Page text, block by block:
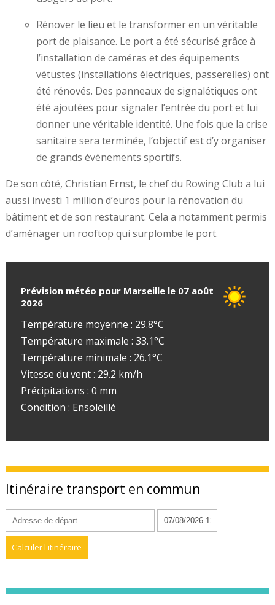
Rénover le lieu et le transformer en un véritable
port de plaisance. Le port a été sécurisé grâce à
l’installation de caméras et des équipements
vétustes (installations électriques, passerelles) ont
été rénovés. Des panneaux de signalétiques ont
été ajoutées pour signaler l’entrée du port et lui
donner une véritable identité. Une fois que la crise
sanitaire sera terminée, l’objectif est d’y organiser
de grands évènements sportifs.
De son côté, Christian Ernst, le chef du Rowing Club a lui
aussi investi 1 million d’euros pour la rénovation du
bâtiment et de son restaurant. Cela a notamment permis
d’aménager un rooftop qui surplombe le port.
Prévision météo pour Marseille le 07 août
2026
Température moyenne : 29.8°C
Température maximale : 33.1°C
Température minimale : 26.1°C
Vitesse du vent : 29.2 km/h
Précipitations : 0 mm
Condition : Ensoleillé
Itinéraire transport en commun